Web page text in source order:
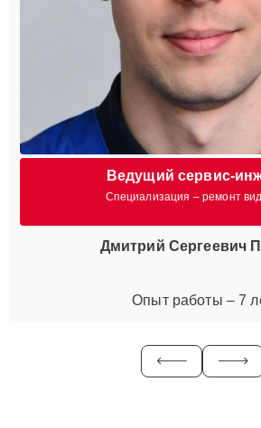
Ведущий сервис-
Специализация – ремонт
Дмитрий Сергеевич
Опыт работы – 7